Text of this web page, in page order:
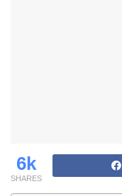
6k
SHARES